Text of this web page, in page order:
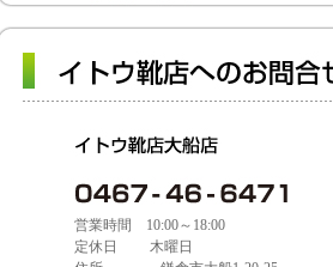
営業時間 10:00～18:00
定休日 木曜日